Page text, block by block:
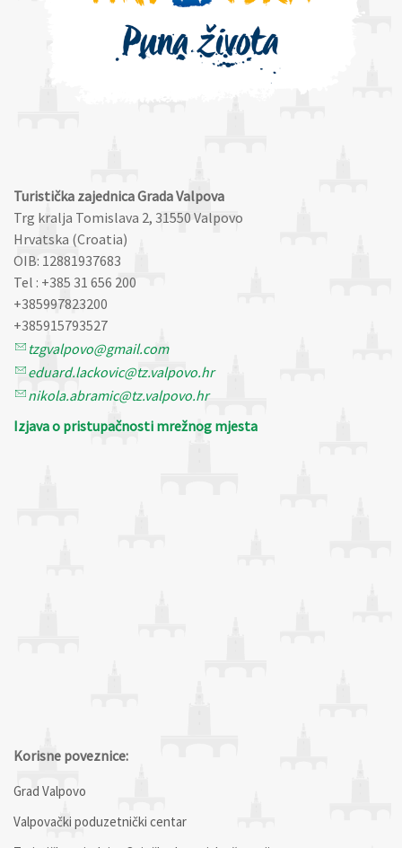
Turistička zajednica Grada Valpova
Trg kralja Tomislava 2, 31550 Valpovo
Hrvatska (Croatia)
OIB: 12881937683
Tel : +385 31 656 200
+385997823200
+385915793527
tzgvalpovo@gmail.com
eduard.lackovic@tz.valpovo.hr
nikola.abramic@tz.valpovo.hr
Izjava o pristupačnosti mrežnog mjesta
Korisne poveznice:
Grad Valpovo
Valpovački poduzetnički centar